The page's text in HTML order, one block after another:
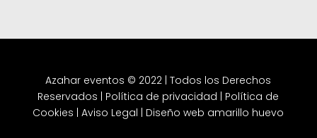
Azahar eventos © 2022 | Todos los Derechos
Reservados | Política de privacidad
Política de
Cookies |Aviso Legal Diseño web amarillo huevo